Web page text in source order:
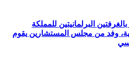
البرلمانيتين للمملكة
وفد من مجلس المستشارين يقوم